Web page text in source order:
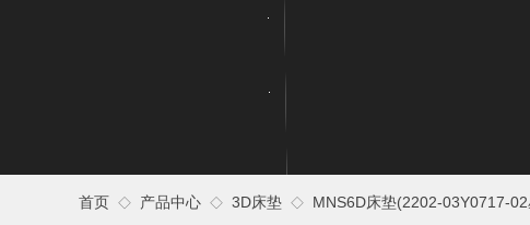
首页 ◇ 产品中心 ◇ 3D床垫 ◇ MNS6D床垫(2202-03Y0717-